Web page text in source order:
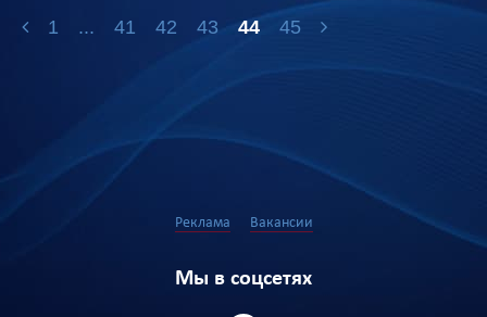
1 ... 41 42 43 44 45
Реклама Вакансии
Мы в соцсетях